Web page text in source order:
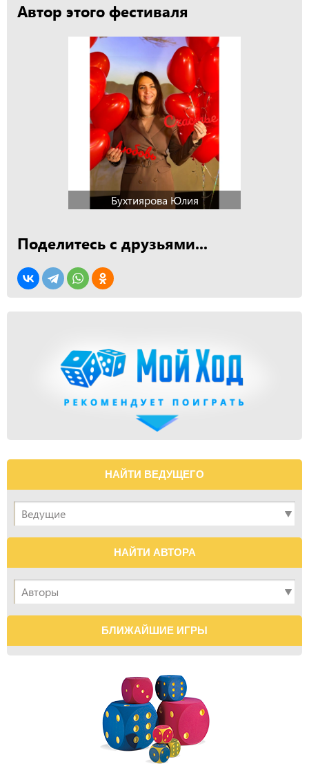
Автор этого фестиваля
Бухтиярова Юлия
Поделитесь с друзьями...
НАЙТИ ВЕДУЩЕГО
НАЙТИ АВТОРА
БЛИЖАЙШИЕ ИГРЫ